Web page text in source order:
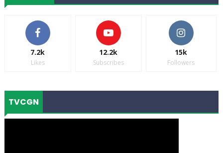
7.2k
Likes
12.2k
Subscribes
15k
Followers
TVCGN